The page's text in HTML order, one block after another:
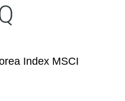
Index MSCI